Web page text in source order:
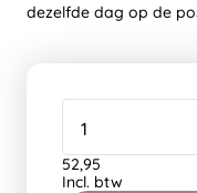
dezelfde dag op de
52,95
Incl. btw